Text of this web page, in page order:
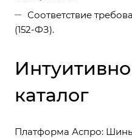
Соответствие
(152-ФЗ).
каталог
Платформа Аспро: